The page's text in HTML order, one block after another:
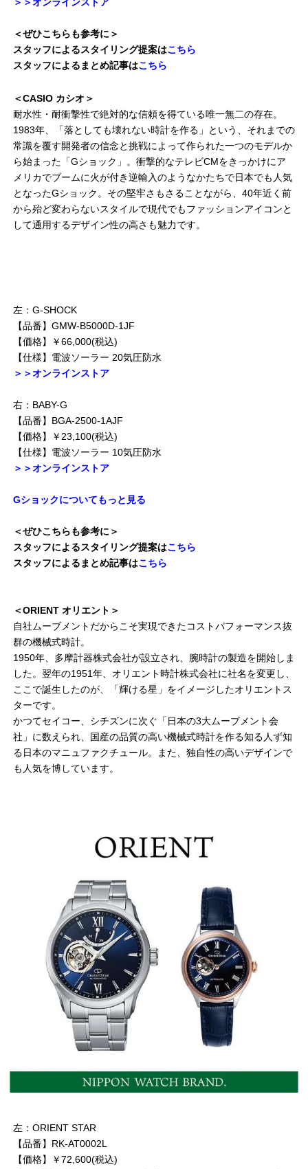
＜ぜひこちらも参考に＞
スタッフによるスタイリング提案はこちら
スタッフによるまとめ記事はこちら
＜CASIO カシオ＞
耐水性・耐衝撃性で絶対的な信頼を得ている唯一無二の存在。
1983年、「落としても壊れない時計を作る」という、それまでの
常識を覆す開発者の信念と挑戦によって作られた一つのモデルか
ら始まった「Gショック」。衝撃的なテレビCMをきっかけにア
メリカでブームに火が付き逆輸入のようなかたちで日本でも人気
となったGショック。その堅牢さもさることながら、40年近く前
から殆ど変わらないスタイルで現代でもファッションアイコンと
して通用するデザイン性の高さも魅力です。
左：G-SHOCK
【品番】GMW-B5000D-1JF
【価格】￥66,000(税込)
【仕様】電波ソーラー 20気圧防水
＞＞オンラインストア
右：BABY-G
【品番】BGA-2500-1AJF
【価格】￥23,100(税込)
【仕様】電波ソーラー 10気圧防水
＞＞オンラインストア
Gショックについてもっと見る
＜ぜひこちらも参考に＞
スタッフによるスタイリング提案はこちら
スタッフによるまとめ記事はこちら
＜ORIENT オリエント＞
自社ムーブメントだからこそ実現できたコストパフォーマンス抜
群の機械式時計。
1950年、多摩計器株式会社が設立され、腕時計の製造を開始しま
した。翌年の1951年、オリエント時計株式会社に社名を変更し、
ここで誕生したのが、「輝ける星」をイメージしたオリエントス
ターです。
かつてセイコー、シチズンに次ぐ「日本の3大ムーブメント会
社」に数えられ、国産の品質の高い機械式時計を作る知る人ず知
る日本のマニュファクチュール。また、独自性の高いデザインで
も人気を博しています。
左：ORIENT STAR
【品番】RK-AT0002L
【価格】￥72,600(税込)